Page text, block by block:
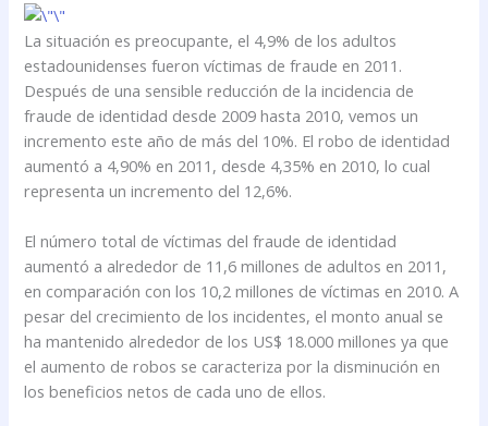
La situación es preocupante, el 4,9% de los adultos
estadounidenses fueron víctimas de fraude en 2011.
Después de una sensible reducción de la incidencia de
fraude de identidad desde 2009 hasta 2010, vemos un
incremento este año de más del 10%. El robo de identidad
aumentó a 4,90% en 2011, desde 4,35% en 2010, lo cual
representa un incremento del 12,6%.
El número total de víctimas del fraude de identidad
aumentó a alrededor de 11,6 millones de adultos en 2011,
en comparación con los 10,2 millones de víctimas en 2010. A
pesar del crecimiento de los incidentes, el monto anual se
ha mantenido alrededor de los US$ 18.000 millones ya que
el aumento de robos se caracteriza por la disminución en
los beneficios netos de cada uno de ellos.